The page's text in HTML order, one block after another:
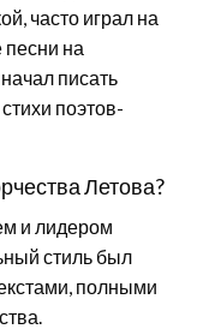
часто играл на
песни на
писать
поэтов-
Летова?
и лидером
стиль был
полными